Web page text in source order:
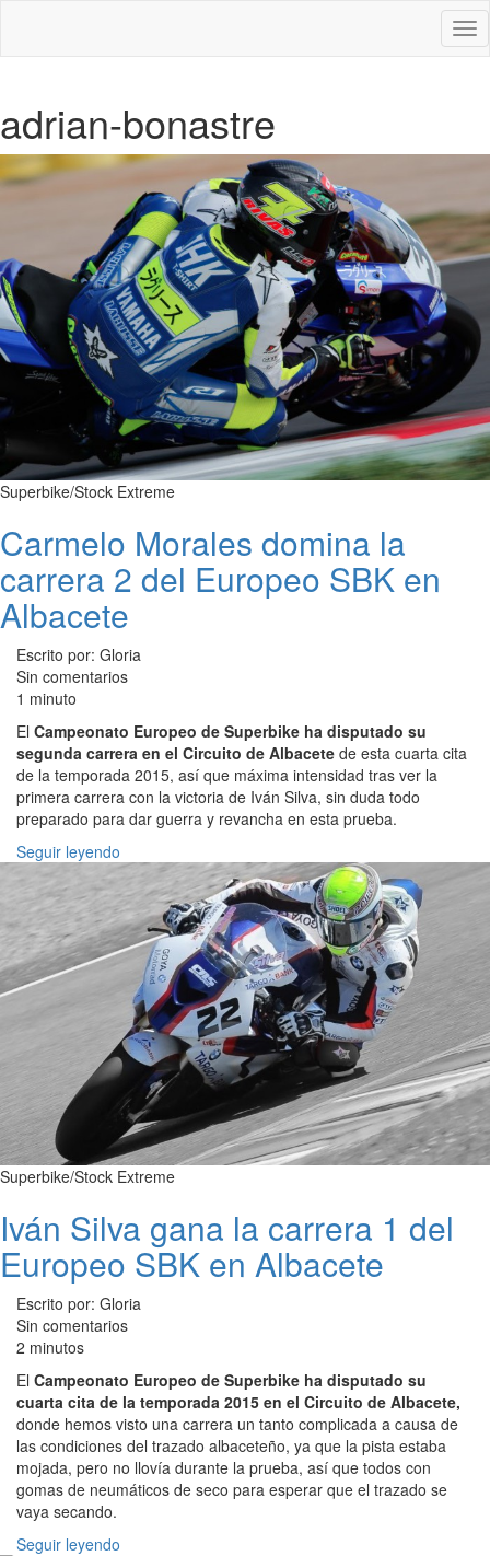
adrian-bonastre
Superbike/Stock Extreme
Carmelo Morales domina la
carrera 2 del Europeo SBK en
Albacete
Escrito por: Gloria
Sin comentarios
1 minuto
El Campeonato Europeo de Superbike ha disputado su
segunda carrera en el Circuito de Albacete de esta cuarta cita
de la temporada 2015, así que máxima intensidad tras ver la
primera carrera con la victoria de Iván Silva, sin duda todo
preparado para dar guerra y revancha en esta prueba.
Seguir leyendo
Superbike/Stock Extreme
Iván Silva gana la carrera 1 del
Europeo SBK en Albacete
Escrito por: Gloria
Sin comentarios
2 minutos
El Campeonato Europeo de Superbike ha disputado su
cuarta cita de la temporada 2015 en el Circuito de Albacete,
donde hemos visto una carrera un tanto complicada a causa de
las condiciones del trazado albaceteño, ya que la pista estaba
mojada, pero no llovía durante la prueba, así que todos con
gomas de neumáticos de seco para esperar que el trazado se
vaya secando.
Seguir leyendo